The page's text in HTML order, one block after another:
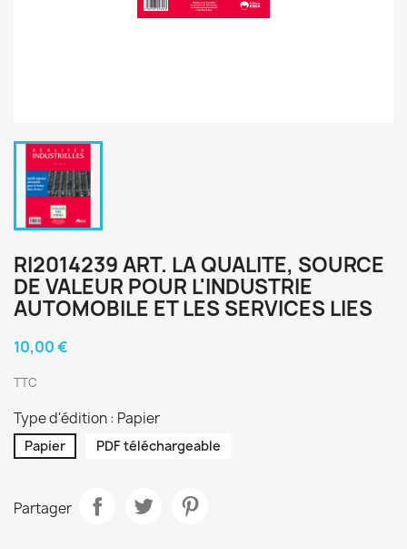
RI2014239 ART. LA QUALITE, SOURCE
DE VALEUR POUR L'INDUSTRIE
AUTOMOBILE ET LES SERVICES LIES
10,00 €
TTC
Type d'édition : Papier
Papier PDF téléchargeable
Partager